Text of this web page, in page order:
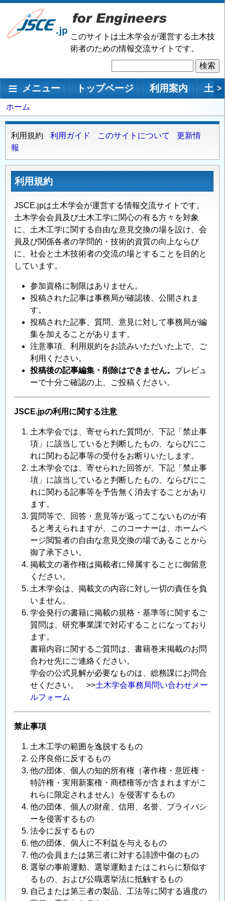
メ
ン
移
動
このサイトは土木学会が運営する土木技
術者のための情報交流サイトです。
索
メインナビゲーション
メニュー トップページ 利用案内 土 >
パ
ン
く
ず
ホーム
利
用
案
内
利用規約 利用ガイド このサイトについて
更新情
報
利用規約
JSCE.jpは土木学会が運営する情報交流サイトです。
土木学会会員及び土木工学に関心の有る方々を対象
に、土木工学に関する自由な意見交換の場を設け、会
員及び関係各者の学問的・技術的資質の向上ならび
に、社会と土木技術者の交流の場とすることを目的と
しています。
参加資格に制限はありません。
投稿された記事は事務局が確認後、公開されま
す。
投稿された記事、質問、意見に対して事務局が編
集を加えることがあります。
注意事項、利用規約をお読みいただいた上で、ご
利用ください。
投稿後の記事編集・削除はできません。 プレビュ
ーで十分ご確認の上、ご投稿ください。
JSCE.jpの利用に関する注意
土木学会では、寄せられた質問が、下記「禁止事
項」に該当していると判断したもの、ならびにこ
れに関わる記事等の受付をお断りいたします。
土木学会では、寄せられた回答が、下記「禁止事
項」に該当していると判断したもの、ならびにこ
れに関わる記事等を予告無く消去することがあり
ます。
質問等で、回答・意見等が返ってこないものが有
ると考えられますが、このコーナーは、ホームペ
ージ閲覧者の自由な意見交換の場であることから
御了承下さい。
掲載文の著作権は掲載者に帰属することに御留意
ください。
土木学会は、掲載文の内容に対し一切の責任を負
いません。
学会発行の書籍に掲載の規格・基準等に関するご
質問は、研究事業課で対応することになっており
ます。
書籍内容に関するご質問は、書籍巻末掲載のお問
合わせ先にご連絡ください。
学会の公式見解が必要なものは、総務課にお問合
せください。 >>土木学会事務局問い合わせメー
ルフォーム
禁止事項
土木工学の範囲を逸脱するもの
公序良俗に反するもの
他の団体、個人の知的所有権（著作権・意匠権・
特許権・実用新案権・商標権等が含まれますがこ
れらに限定されません）を侵害するもの
他の団体、個人の財産、信用、名誉、プライバシ
ーを侵害するもの
法令に反するもの
他の団体、個人に不利益を与えるもの
他の会員または第三者に対する誹謗中傷のもの
選挙の事前運動、選挙運動またはこれらに類似す
るもの、および公職選挙法に抵触するもの
自己または第三者の製品、工法等に関する過度の